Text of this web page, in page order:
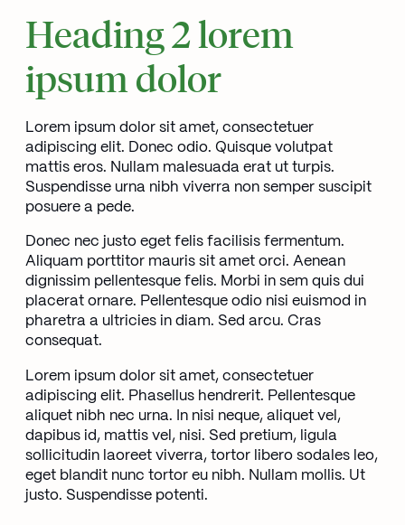
Heading 2 lorem
ipsum dolor
Lorem ipsum dolor sit amet, consectetuer
adipiscing elit. Donec odio. Quisque volutpat
mattis eros. Nullam malesuada erat ut turpis.
Suspendisse urna nibh viverra non semper suscipit
posuere a pede.
Donec nec justo eget felis facilisis fermentum.
Aliquam porttitor mauris sit amet orci. Aenean
dignissim pellentesque felis. Morbi in sem quis dui
placerat ornare. Pellentesque odio nisi euismod in
pharetra a ultricies in diam. Sed arcu. Cras
consequat.
Lorem ipsum dolor sit amet, consectetuer
adipiscing elit. Phasellus hendrerit. Pellentesque
aliquet nibh nec urna. In nisi neque, aliquet vel,
dapibus id, mattis vel, nisi. Sed pretium, ligula
sollicitudin laoreet viverra, tortor libero sodales leo,
eget blandit nunc tortor eu nibh. Nullam mollis. Ut
justo. Suspendisse potenti.